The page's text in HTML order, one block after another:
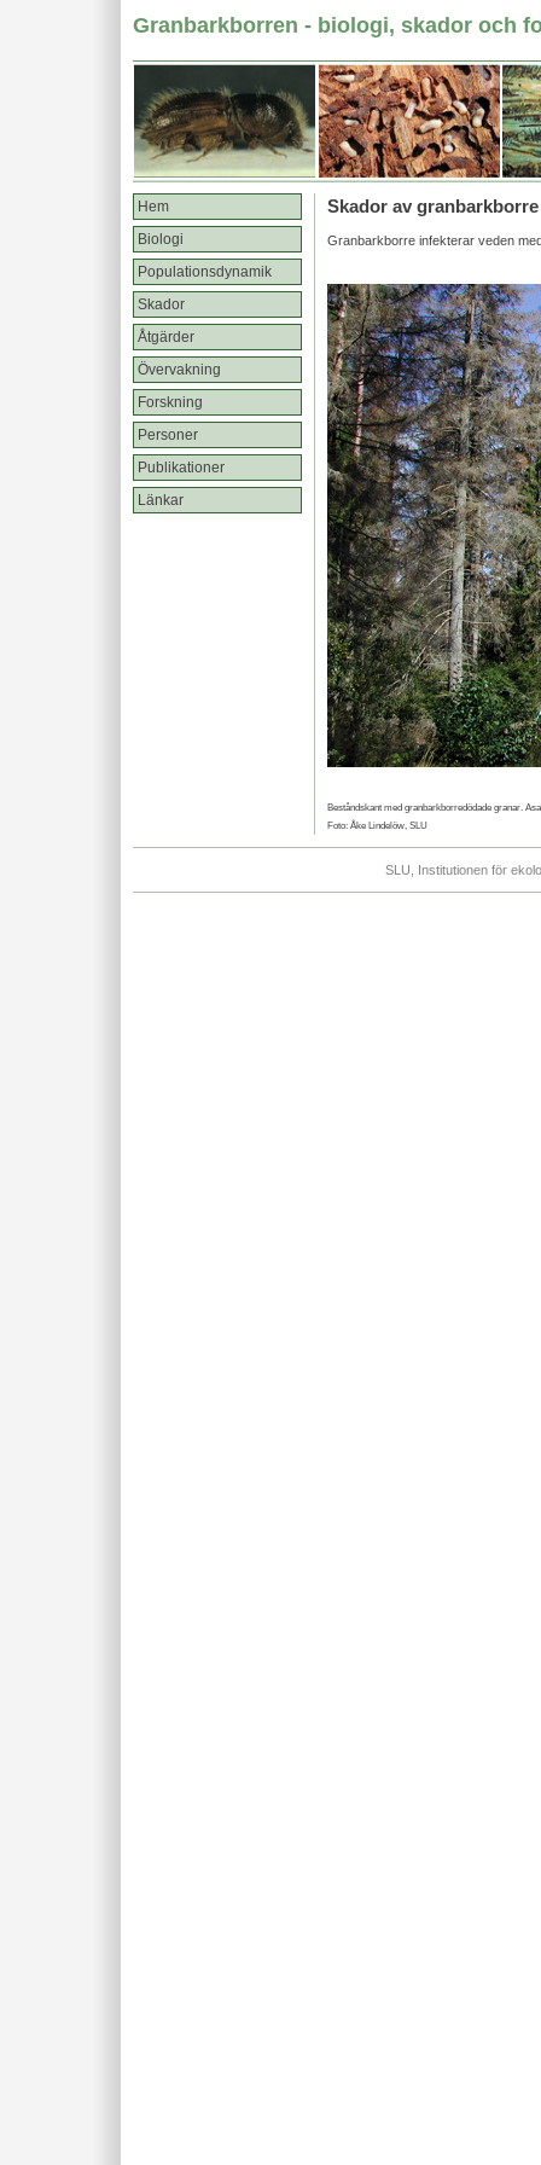
Granbarkborren - biologi, skador och
Hem
Biologi
Populationsdynamik
Skador
Åtgärder
Övervakning
Forskning
Personer
Publikationer
Länkar
Skador av granbarkborre
Granbarkborre infekterar veden
Beståndskant med granbarkborredödade granar.
Foto: Åke Lindelöw, SLU
SLU, Institutionen för